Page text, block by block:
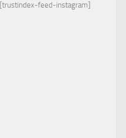
[trustindex-feed-instagram]